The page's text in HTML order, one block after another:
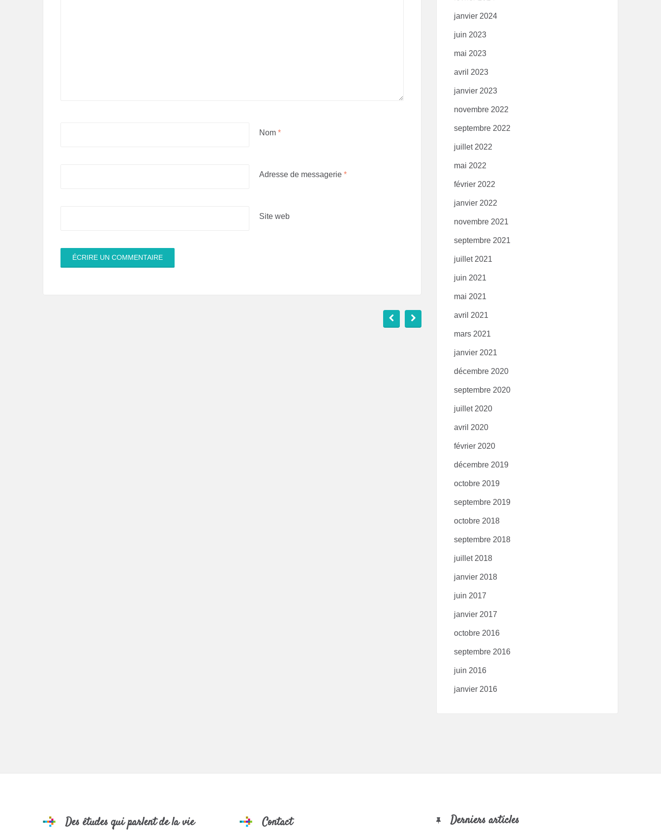
Nom *
Adresse de messagerie *
Site web
janvier 2024
juin 2023
mai 2023
avril 2023
janvier 2023
novembre 2022
septembre 2022
juillet 2022
mai 2022
février 2022
janvier 2022
novembre 2021
septembre 2021
juillet 2021
juin 2021
mai 2021
avril 2021
mars 2021
janvier 2021
décembre 2020
septembre 2020
juillet 2020
avril 2020
février 2020
décembre 2019
octobre 2019
septembre 2019
octobre 2018
septembre 2018
juillet 2018
janvier 2018
juin 2017
janvier 2017
octobre 2016
septembre 2016
juin 2016
janvier 2016
Des études qui parlent de la vie Contact Derniers articles